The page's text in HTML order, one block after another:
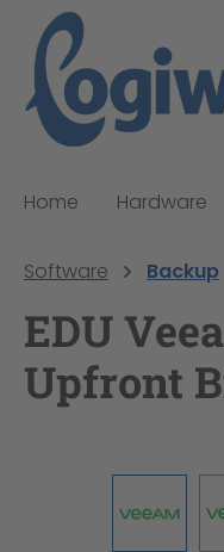
Home Hardware
Software Backup
EDU
Upfront